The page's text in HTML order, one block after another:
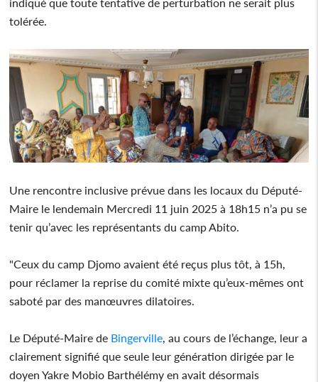
tolérée.
Une rencontre inclusive prévue dans les locaux du Député-
Maire le lendemain Mercredi 11 juin 2025 à 18h15 n’a pu se
tenir qu’avec les représentants du camp Abito.
"Ceux du camp Djomo avaient été reçus plus tôt, à 15h,
pour réclamer la reprise du comité mixte qu’eux-mêmes ont
saboté par des manœuvres dilatoires.
Le Député-Maire de Bingerville , au cours de l’échange, leur a
clairement signifié que seule leur génération dirigée par le
doyen Yakre Mobio Barthélémy en avait désormais